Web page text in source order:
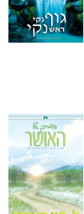
היסודות של יחסי ציבור
יעדים ושאיפות